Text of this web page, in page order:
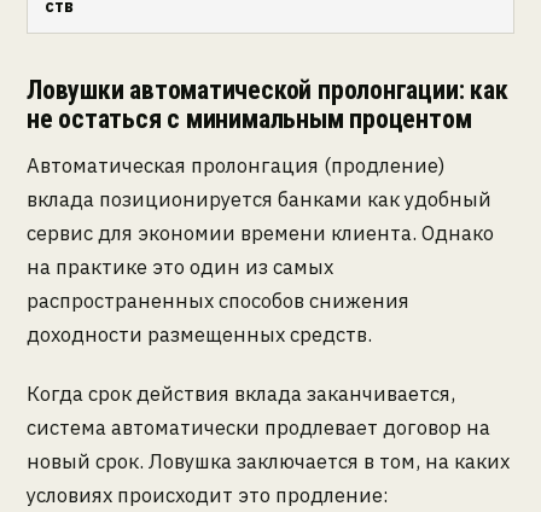
ств
Ловушки автоматической пролонгации: как
не остаться с минимальным процентом
Автоматическая пролонгация (продление)
вклада позиционируется банками как удобный
сервис для экономии времени клиента. Однако
на практике это один из самых
распространенных способов снижения
доходности размещенных средств.
Когда срок действия вклада заканчивается,
система автоматически продлевает договор на
новый срок. Ловушка заключается в том, на каких
условиях происходит это продление: